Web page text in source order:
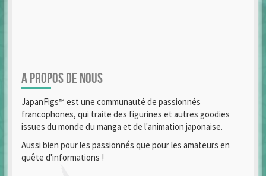
A PROPOS DE NOUS
JapanFigs™ est une communauté de passionnés
francophones, qui traite des figurines et autres goodies
issues du monde du manga et de l'animation japonaise.
Aussi bien pour les passionnés que pour les amateurs en
quête d'informations !